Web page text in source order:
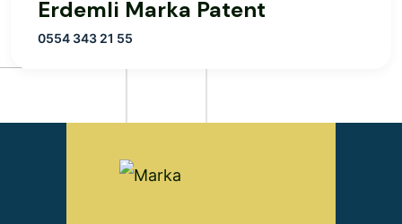
Erdemli Marka Patent
0554 343 21 55